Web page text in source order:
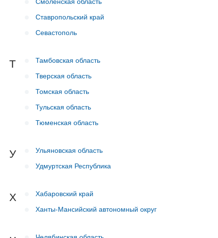
Ставропольский край
Севастополь
Т
Тамбовская область
Тверская область
Томская область
Тульская область
Тюменская область
У
Ульяновская область
Удмуртская Республика
Х
Хабаровский край
Ханты-Мансийский автономный округ